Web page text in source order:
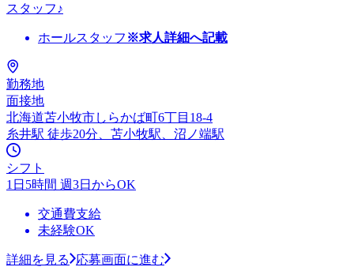
スタッフ♪
ホールスタッフ ※求人詳細へ記載
勤務地
面接地
北海道苫小牧市しらかば町6丁目18-4
糸井駅 徒歩20分、苫小牧駅、沼ノ端駅
シフト
1日5時間 週3日からOK
交通費支給
未経験OK
詳細を見る 応募画面に進む